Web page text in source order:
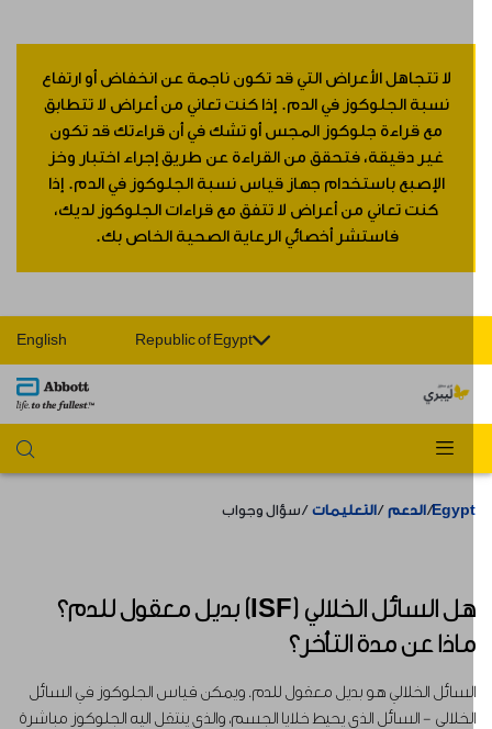
لا تتجاهل الأعراض التي قد تكون ناجمة عن انخفاض أو ارتفاع
نسبة الجلوكوز في الدم. إذا كنت تعاني من أعراض لا تتطابق
مع قراءة جلوكوز المجس أو تشك في أن قراءتك قد تكون
غير دقيقة، فتحقق من القراءة عن طريق إجراء اختبار وخز
الإصبع باستخدام جهاز قياس نسبة الجلوكوز في الدم. إذا
كنت تعاني من أعراض لا تتفق مع قراءات الجلوكوز لديك،
فاستشر أخصائي الرعاية الصحية الخاص بك.
Republic of Egypt
English
الدعم التعليمات سؤال وجواب
هل السائل الخلالي (ISF) بديل معقول للدم؟
عن مدة التأخر؟
الخلالي هو بديل معقول للدم. ويمكن قياس الجلوكوز في السائل
- السائل الذي يحيط خلايا الجسم، والذي ينتقل اليه الجلوكوز مباشرة